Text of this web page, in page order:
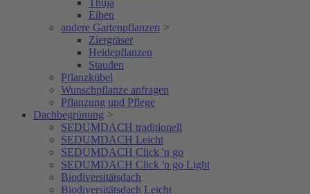
Thuja
Eiben
andere Gartenpflanzen >
Ziergräser
Heidepflanzen
Stauden
Pflanzkübel
Wunschpflanze anfragen
Pflanzung und Pflege
Dachbegrünung >
SEDUMDACH traditionell
SEDUMDACH Leicht
SEDUMDACH Click 'n go
SEDUMDACH Click 'n go Light
Biodiversitätsdach
Biodiversitätsdach Leicht